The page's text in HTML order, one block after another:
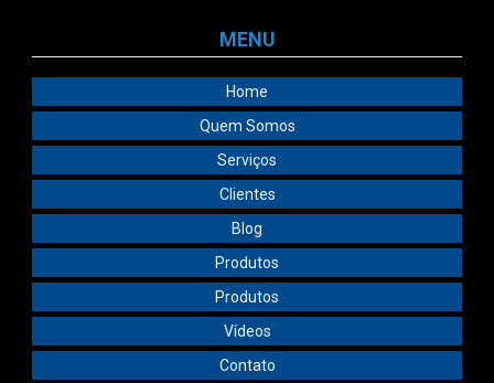
MENU
Home
Quem Somos
Serviços
Clientes
Blog
Produtos
Produtos
Vídeos
Contato